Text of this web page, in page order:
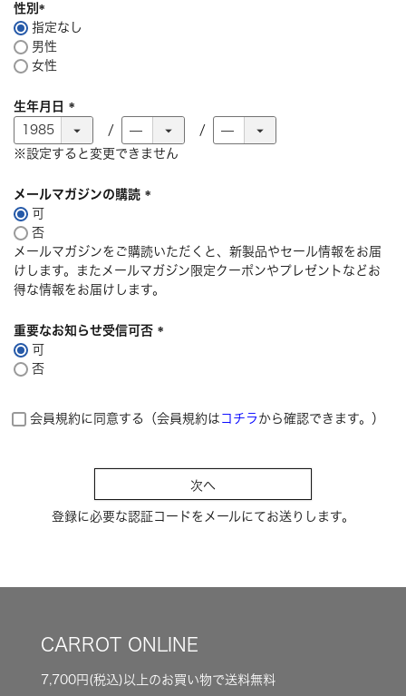
性別
(
必
須
指定なし
男性
女性
生年月日
(
必
)
※設定すると変更できません
メールマガジンの購読
須
)
可
否
メールマガジンをご購読いただくと、新製品やセール情報をお届
けします。またメールマガジン限定クーポンやプレゼントなどお
得な情報をお届けします。
重要なお知らせ受信可否
)
可
否
会員規約に同意する（会員規約は コチラ から確認できます。）
次へ
登録に必要な認証コードをメールにてお送りします。
CARROT ONLINE
7,700円(税込)以上のお買い物で送料無料